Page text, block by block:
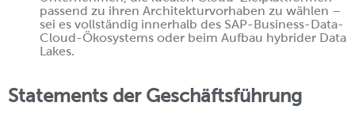
passend zu ihren Architekturvorhaben zu wählen –
sei es vollständig innerhalb des SAP-Business-Data-
Cloud-Ökosystems oder beim Aufbau hybrider Data
Lakes.
Statements der Geschäftsführung